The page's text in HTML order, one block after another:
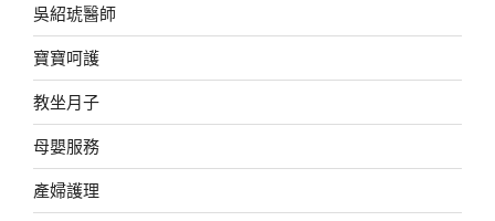
吳紹琥醫師
寶寶呵護
教坐月子
母嬰服務
產婦護理